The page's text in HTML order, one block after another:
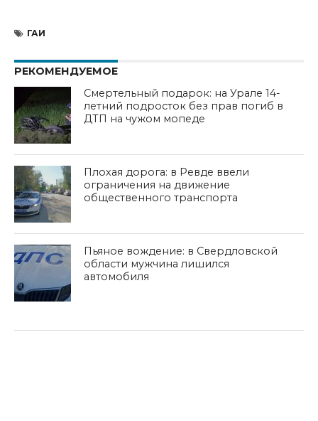
ГАИ
РЕКОМЕНДУЕМОЕ
Смертельный подарок: на Урале 14-
летний подросток без прав погиб в
ДТП на чужом мопеде
Плохая дорога: в Ревде ввели
ограничения на движение
общественного транспорта
Пьяное вождение: в Свердловской
области мужчина лишился
автомобиля